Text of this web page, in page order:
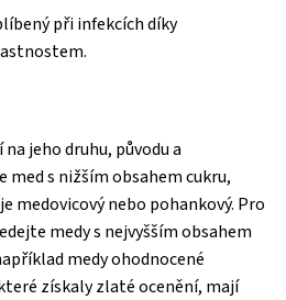
při infekcích díky
jeho druhu, původu a
med s nižším obsahem cukru,
medovicový nebo pohankový. Pro
medy s nejvyšším obsahem
medy ohodnocené
získaly zlaté ocenění, mají